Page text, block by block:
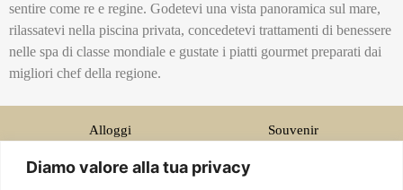
Diamo valore alla tua privacy
sentire come re e regine. Godetevi una vista panoramica sul mare,
rilassatevi nella piscina privata, concedetevi trattamenti di benessere
nelle spa di classe mondiale e gustate i piatti gourmet preparati dai
migliori chef della regione.
Alloggi
Souvenir